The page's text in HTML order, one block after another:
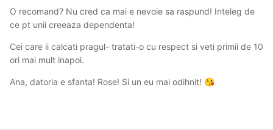
O recomand? Nu cred ca mai e nevoie sa raspund! Inteleg de
ce pt unii creeaza dependenta!
Cei care ii calcati pragul- tratati-o cu respect si veti primii de 10
ori mai mult inapoi.
Ana, datoria e sfanta! Rose! Si un eu mai odihnit! 😘